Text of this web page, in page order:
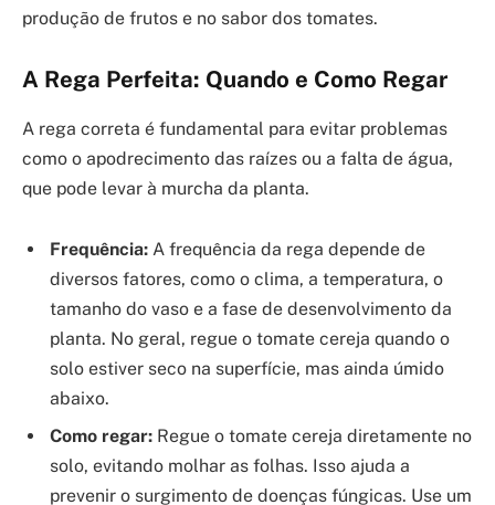
produção de frutos e no sabor dos tomates.
A Rega Perfeita: Quando e Como Regar
A rega correta é fundamental para evitar problemas
como o apodrecimento das raízes ou a falta de água,
que pode levar à murcha da planta.
Frequência: A frequência da rega depende de
diversos fatores, como o clima, a temperatura, o
tamanho do vaso e a fase de desenvolvimento da
planta. No geral, regue o tomate cereja quando o
solo estiver seco na superfície, mas ainda úmido
abaixo.
Como regar: Regue o tomate cereja diretamente no
solo, evitando molhar as folhas. Isso ajuda a
prevenir o surgimento de doenças fúngicas. Use um